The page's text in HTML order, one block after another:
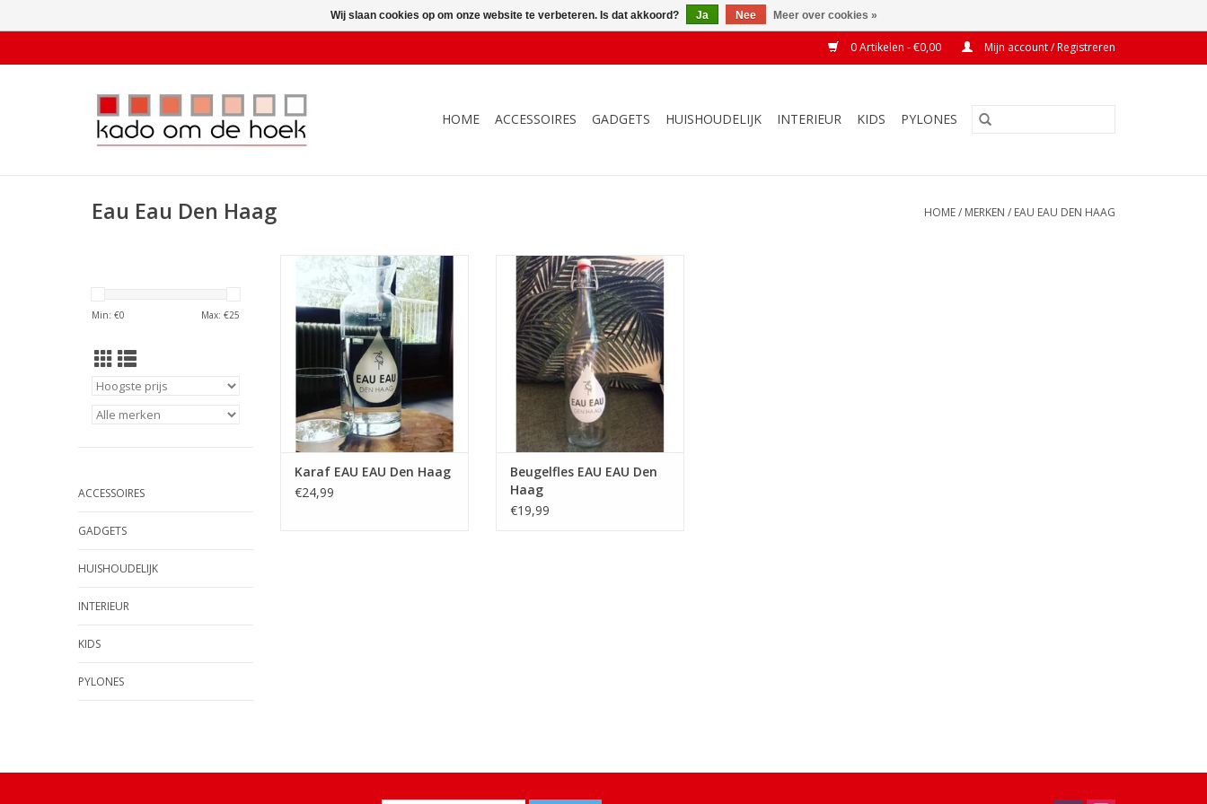
0 Artikelen - €0,00 Mijn account / Registreren
HOME ACCESSOIRES GADGETS HUISHOUDELIJK INTERIEUR KIDS PYLONES
Eau Eau Den Haag HOME/ MERKEN / EAU EAU DEN HAAG
Min: €0 Max: €25
ACCESSOIRES
GADGETS
HUISHOUDELIJK
INTERIEUR
KIDS
PYLONES
Karaf EAU EAU Den Haag
TOEVOEGEN AAN WINKELWAGEN
Karaf EAU EAU Den Haag
€24,99
Beugelfles EAU EAU Den Haag
TOEVOEGEN AAN WINKELWAGEN
Beugelfles EAU EAU Den
Haag
€19,99
Wij slaan cookies op om onze website te verbeteren. Is dat akkoord? Ja Nee Meer over cookies »